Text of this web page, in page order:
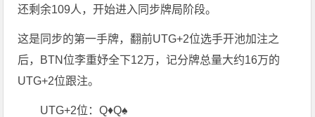
还剩余109人，开始进入同步牌局阶段。
这是同步的第一手牌，翻前UTG+2位选手开池加注之
后，BTN位李重妤全下12万，记分牌总量大约16万的
UTG+2位跟注。
UTG+2位：Q♦Q♠